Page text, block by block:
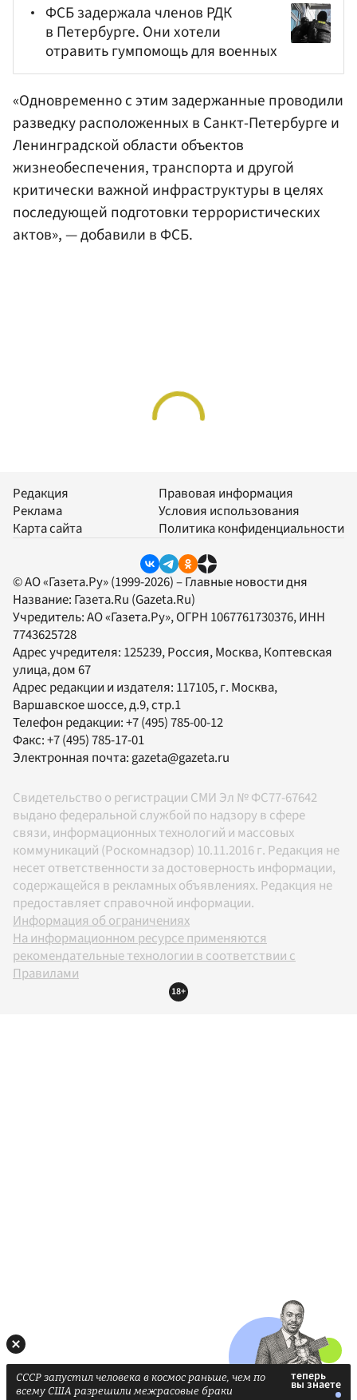
ФСБ задержала членов РДК
в Петербурге. Они хотели
отравить гумпомощь для военных
«Одновременно с этим задержанные проводили
разведку расположенных в Санкт-Петербурге и
Ленинградской области объектов
жизнеобеспечения, транспорта и другой
критически важной инфраструктуры в целях
последующей подготовки террористических
актов», — добавили в ФСБ.
Редакция
Реклама
Карта сайта
Правовая информация
Условия использования
Политика конфиденциальности
© АО «Газета.Ру» (1999-2026) – Главные новости дня
Название: Газета.Ru (Gazeta.Ru)
Учредитель:АО «Газета.Ру», ОГРН 1067761730376, ИНН
7743625728
Адрес учредителя: 125239, Россия, Москва, Коптевская
улица, дом 67
Адрес редакции и издателя: 117105, г. Москва,
Варшавское шоссе, д.9, стр.1
Телефон редакции:+7 (495) 785-00-12
Факс:+7 (495) 785-17-01
Электронная почта: gazeta@gazeta.ru
Свидетельство о регистрации СМИ Эл № ФС77-67642
выдано федеральной службой по надзору в сфере
связи, информационных технологий и массовых
коммуникаций (Роскомнадзор) 10.11.2016 г. Редакция не
несет ответственности за достоверность информации,
содержащейся в рекламных объявлениях. Редакция не
предоставляет справочной информации.
Информация об ограничениях
На информационном ресурсе применяются
рекомендательные технологии в соответствии с
Правилами
18+
СССР запустил человека в космос раньше, чем по
всему США разрешили межрасовые браки